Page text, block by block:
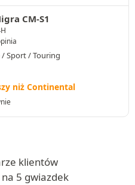
CM-S1
Sport / Touring
niż Continental
klientów
5 gwiazdek